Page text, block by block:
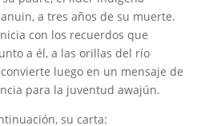
a tres años de su muerte.
con los recuerdos que
a él, a las orillas del río
luego en un mensaje de
para la juventud awajún.
su carta: